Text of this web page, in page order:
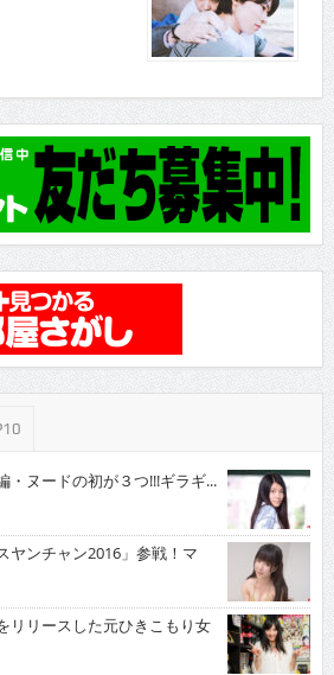
ヌードの初が３つ!!!ギラギ...
ンチャン2016」参戦！マ
リースした元ひきこもり女